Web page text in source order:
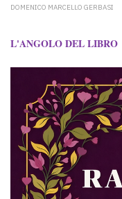
DOMENICO MARCELLO GERBASI
L'ANGOLO DEL LIBRO